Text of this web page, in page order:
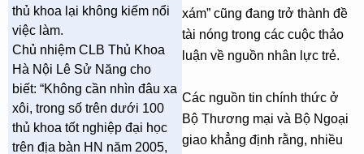
thủ khoa lại không kiếm nổi
việc làm.
Chủ nhiệm CLB Thủ Khoa
Hà Nội Lê Sử Năng cho
biết: “Không cần nhìn đâu xa
xôi, trong số trên dưới 100
thủ khoa tốt nghiệp đại học
trên địa bàn HN năm 2005,
xám” cũng đang trở thành đề
tài nóng trong các cuộc thảo
luận về nguồn nhân lực trẻ.
Các nguồn tin chính thức ở
Bộ Thương mại và Bộ Ngoại
giao khẳng định rằng, nhiều